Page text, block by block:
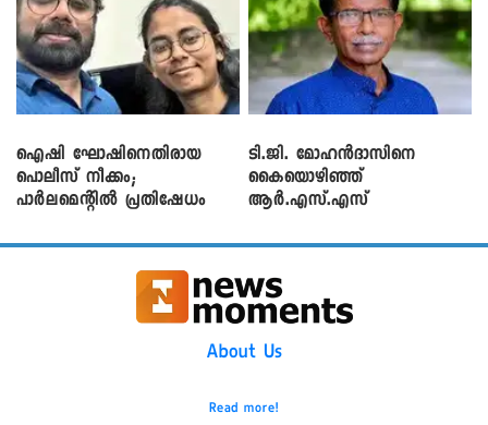
ഐഷി ഘോഷിനെതിരായ
പൊലീസ് നീക്കം;
പാര്‍ലമെന്റിൽ പ്രതിഷേധം
ടി.ജി. മോഹൻദാസിനെ
കൈയൊഴിഞ്ഞ്
ആർ.എസ്.എസ്
About Us
Read more!